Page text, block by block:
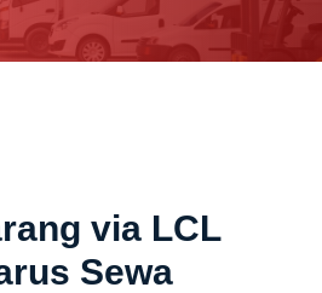
via LCL
Sewa